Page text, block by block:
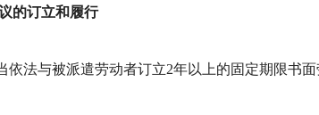
的订立和履行
依法与被派遣劳动者订立2年以上的固定期限书面